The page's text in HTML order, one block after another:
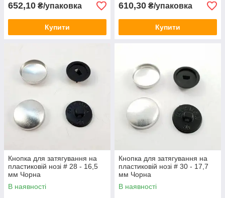
652,10 ₴/упаковка
Купити
610,30 ₴/упаковка
Купити
Кнопка для затягування на
пластиковій нозі # 28 - 16,5
мм Чорна
В наявності
Кнопка для затягування на
пластиковій нозі # 30 - 17,7
мм Чорна
В наявності